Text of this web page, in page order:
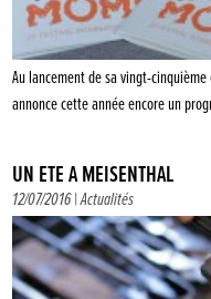
Au lancement de sa vingt-
annonce cette année encore un
UN ÉTÉ À MEISENTHAL
12/07/2016 |Actualités